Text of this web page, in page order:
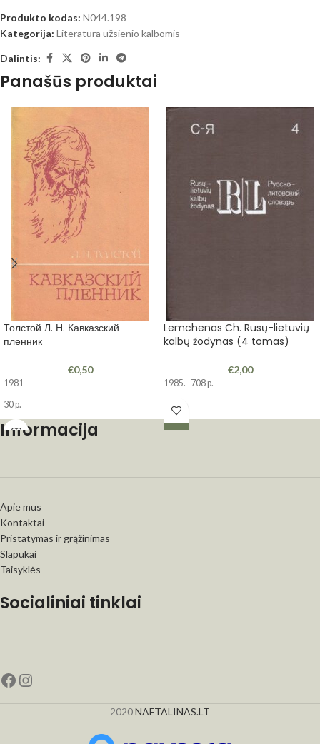
Produkto kodas: N044.198
Kategorija: Literatūra užsienio kalbomis
Dalintis:
Panašūs produktai
Толстой Л. Н. Кавказский
пленник
€0,50
1981
30 p.
Lemchenas Ch. Rusų-lietuvių
kalbų žodynas (4 tomas)
€2,00
1985. -708 p.
Informacija
Apie mus
Kontaktai
Pristatymas ir grąžinimas
Slapukai
Taisyklės
Socialiniai tinklai
2020NAFTALINAS.LT